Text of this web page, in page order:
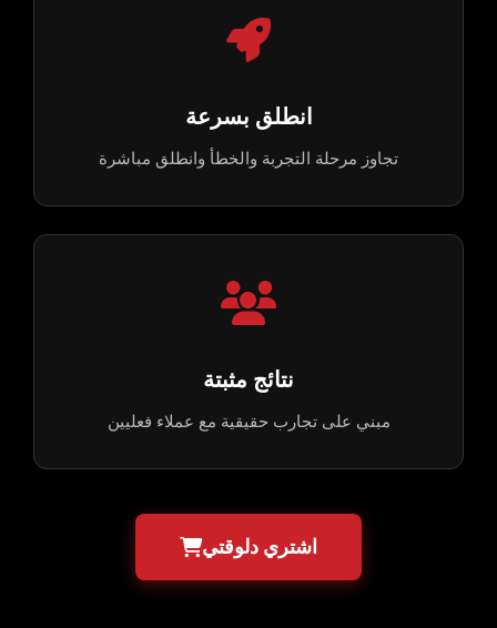
انطلق بسرعة
تجاوز مرحلة التجربة والخطأ وانطلق مباشرة
نتائج مثبتة
مبني على تجارب حقيقية مع عملاء فعليين
اشتري دلوقتي